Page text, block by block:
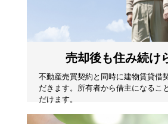
売却後も住み続け
不動産売買契約と同時に建物賃貸借
だきます。所有者から借主になるこ
だけます。